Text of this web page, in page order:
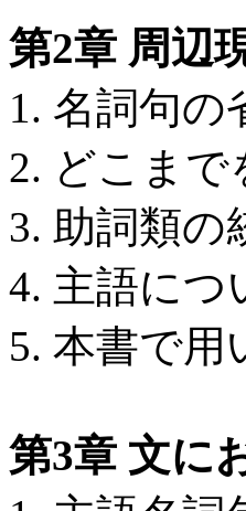
第2章 周辺
1. 名詞句の
2. どこまで
3. 助詞類の
4. 主語につ
5. 本書で用
第3章 文に